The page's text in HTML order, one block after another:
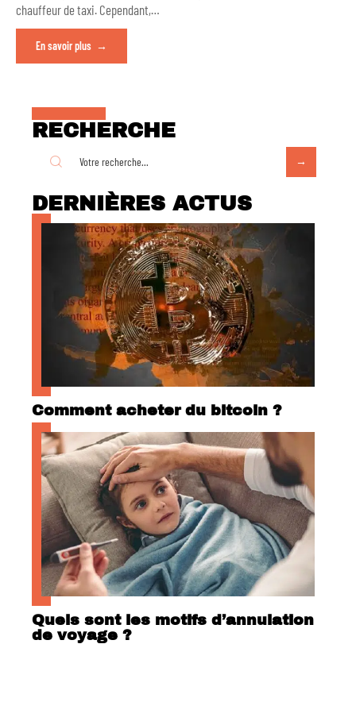
chauffeur de taxi. Cependant,…
En savoir plus
RECHERCHE
DERNIÈRES ACTUS
Comment acheter du bitcoin ?
Quels sont les motifs d’annulation
de voyage ?